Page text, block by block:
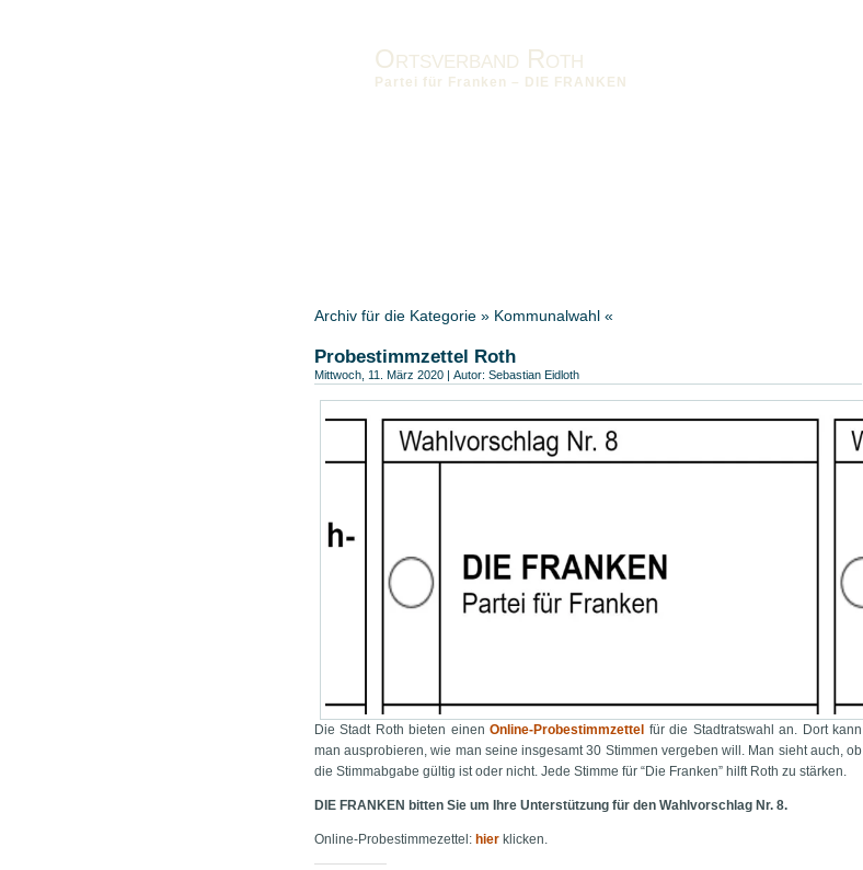
Ortsverband Roth
Partei für Franken – DIE FRANKEN
Archiv für die Kategorie » Kommunalwahl «
Probestimmzettel Roth
Mittwoch, 11. März 2020 | Autor: Sebastian Eidloth
Die Stadt Roth bieten einenOnline-Probestimmzettel für die Stadtratswahl an. Dort kann
man ausprobieren, wie man seine insgesamt 30 Stimmen vergeben will. Man sieht auch, ob
die Stimmabgabe gültig ist oder nicht. Jede Stimme für “Die Franken” hilft Roth zu stärken.
DIE FRANKEN bitten Sie um Ihre Unterstützung für den Wahlvorschlag Nr. 8.
Online-Probestimmezettel: hier klicken.